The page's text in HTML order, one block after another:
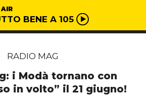
BENE A 105
RADIO MAG
i Modà tornano con
in volto” il 21 giugno!